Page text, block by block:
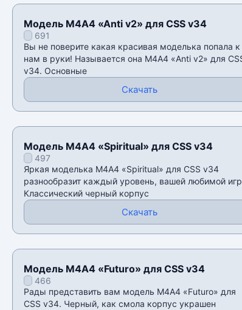
Модель М4А4 «Anti v2» для CSS v34
691
Вы не поверите какая красивая моделька попала к
нам в руки! Называется она М4А4 «Anti v2» для
v34. Основные
Скачать
Модель М4А4 «Spiritual» для CSS v34
497
Яркая моделька М4А4 «Spiritual» для CSS v34
разнообразит каждый уровень, вашей любимой
Классический черный корпус
Скачать
Модель М4А4 «Futuro» для CSS v34
466
Рады представить вам модель М4А4 «Futuro» для
CSS v34. Черный, как смола корпус украшен